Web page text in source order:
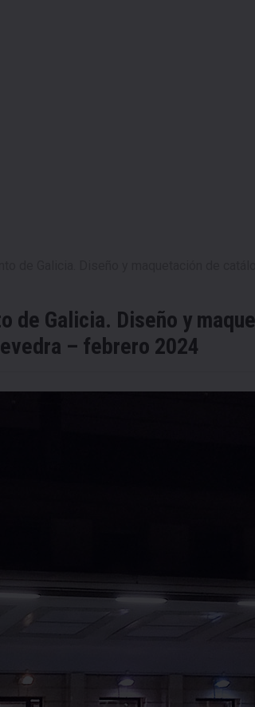
de Galicia. Diseño y
– febrero 2024